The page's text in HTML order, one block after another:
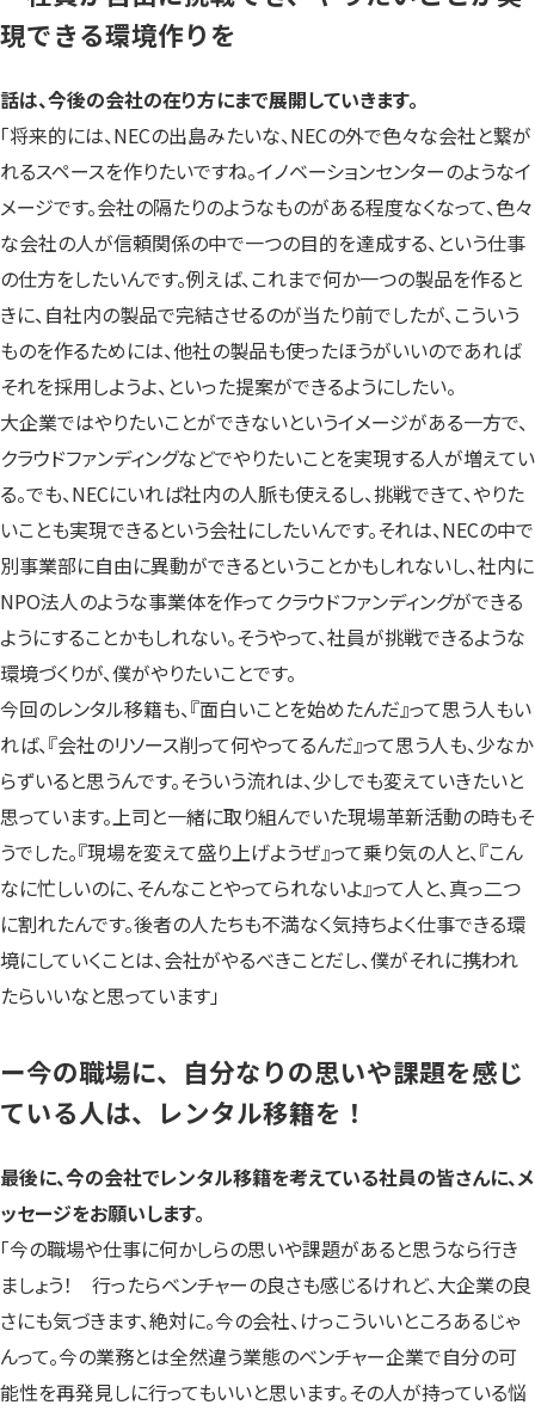
現できる環境作りを
話は、今後の会社の在り方にまで展開していきます。
「将来的には、NECの出島みたいな、NECの外で色々な会社と繋が
れるスペースを作りたいですね。イノベーションセンターのようなイ
メージです。会社の隔たりのようなものがある程度なくなって、色々
な会社の人が信頼関係の中で一つの目的を達成する、という仕事
の仕方をしたいんです。例えば、これまで何か一つの製品を作ると
きに、自社内の製品で完結させるのが当たり前でしたが、こういう
ものを作るためには、他社の製品も使ったほうがいいのであれば
それを採用しようよ、といった提案ができるようにしたい。
大企業ではやりたいことができないというイメージがある一方で、
クラウドファンディングなどでやりたいことを実現する人が増えてい
る。でも、NECにいれば社内の人脈も使えるし、挑戦できて、やりた
いことも実現できるという会社にしたいんです。それは、NECの中で
別事業部に自由に異動ができるということかもしれないし、社内に
NPO法人のような事業体を作ってクラウドファンディングができる
ようにすることかもしれない。そうやって、社員が挑戦できるような
環境づくりが、僕がやりたいことです。
今回のレンタル移籍も、『面白いことを始めたんだ』って思う人もい
れば、『会社のリソース削って何やってるんだ』って思う人も、少なか
らずいると思うんです。そういう流れは、少しでも変えていきたいと
思っています。上司と一緒に取り組んでいた現場革新活動の時もそ
うでした。『現場を変えて盛り上げようぜ』って乗り気の人と、『こん
なに忙しいのに、そんなことやってられないよ』って人と、真っ二つ
に割れたんです。後者の人たちも不満なく気持ちよく仕事できる環
境にしていくことは、会社がやるべきことだし、僕がそれに携われ
たらいいなと思っています」
ー今の職場に、自分なりの思いや課題を感じ
ている人は、レンタル移籍を！
最後に、今の会社でレンタル移籍を考えている社員の皆さんに、メ
ッセージをお願いします。
「今の職場や仕事に何かしらの思いや課題があると思うなら行き
ましょう！ 行ったらベンチャーの良さも感じるけれど、大企業の良
さにも気づきます、絶対に。今の会社、けっこういいところあるじゃ
んって。今の業務とは全然違う業態のベンチャー企業で自分の可
能性を再発見しに行ってもいいと思います。その人が持っている悩